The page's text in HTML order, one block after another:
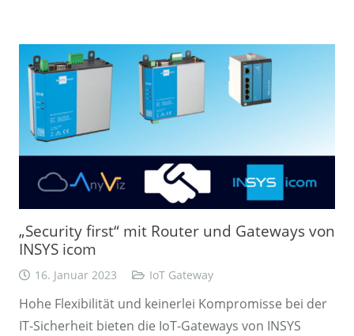
„Security first“ mit Router und Gateways von
INSYS icom
16. Januar 2023 IoT Gateway
Hohe Flexibilität und keinerlei Kompromisse bei der
IT-Sicherheit bieten die IoT-Gateways von INSYS